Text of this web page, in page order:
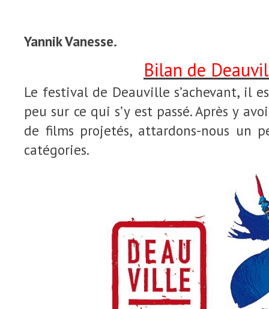
Yannik Vanesse.
Bilan de
Le festival de Deauville s’achevant, il
peu sur ce qui s’y est passé. Après y
de films projetés, attardons-nous un
catégories.